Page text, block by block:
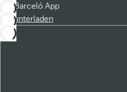
Barceló App
Herunterladen